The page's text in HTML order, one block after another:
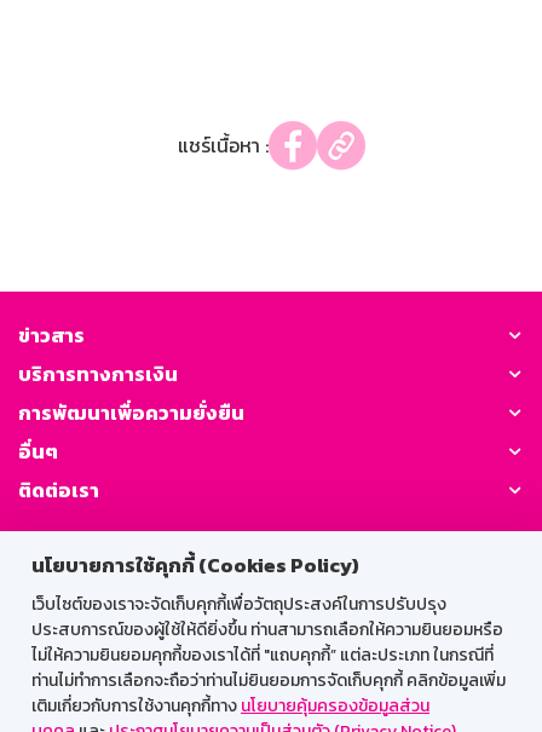
นโยบายการใช้คุกกี้ (Cookies Policy)
เว็บไซต์ของเราจะจัดเก็บคุกกี้เพื่อวัตถุประสงค์ในการปรับปรุง
ประสบการณ์ของผู้ใช้ให้ดียิ่งขึ้น ท่านสามารถเลือกให้ความยินยอมหรือ
ไม่ให้ความยินยอมคุกกี้ของเราได้ที่ "แถบคุกกี้” แต่ละประเภท ในกรณีที่
ท่านไม่ทำการเลือกจะถือว่าท่านไม่ยินยอมการจัดเก็บคุกกี้ คลิกข้อมูลเพิ่ม
เติมเกี่ยวกับการใช้งานคุกกี้ทางนโยบายคุ้มครองข้อมูลส่วน
แชร์เนื้อหา :
ข่าวสาร
บริการทางการเงิน
การพัฒนาเพื่อความยั่งยืน
อื่นๆ
ติดต่อเรา
GSB Society:
สำหรับพนักงาน
Web HR
GSB Wisdom
M-Search